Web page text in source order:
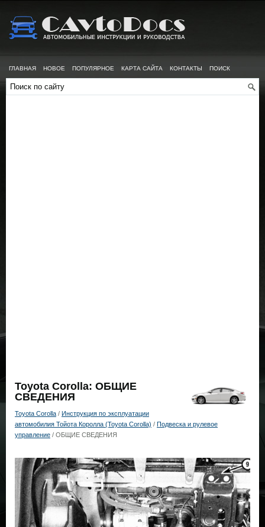
ГЛАВНАЯ НОВОЕ ПОПУЛЯРНОЕ КАРТА САЙТА КОНТАКТЫ ПОИСК
Toyota Corolla: ОБЩИЕ
СВЕДЕНИЯ
Toyota Corolla / Инструкция по эксплуатации
автомобилия Тойота Королла (Toyota Corolla) / Подвеска и рулевое
управление / ОБЩИЕ СВЕДЕНИЯ